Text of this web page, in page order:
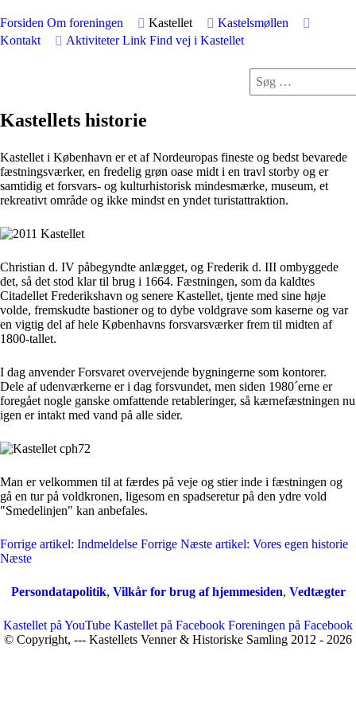
Forsiden Om foreningen Kastellet
Kastelsmøllen
Kontakt
Aktiviteter Link Find vej i Kastellet
Kastellets historie
Kastellet i København er et af Nordeuropas fineste og bedst bevarede
fæstningsværker, en fredelig grøn oase midt i en travl storby og er
samtidig et forsvars- og kulturhistorisk mindesmærke, museum, et
rekreativt område og ikke mindst en yndet turistattraktion.
Christian d. IV påbegyndte anlægget, og Frederik d. III ombyggede
det, så det stod klar til brug i 1664. Fæstningen, som da kaldtes
Citadellet Frederikshavn og senere Kastellet, tjente med sine høje
volde, fremskudte bastioner og to dybe voldgrave som kaserne og var
en vigtig del af hele Københavns forsvarsværker frem til midten af
1800-tallet.
I dag anvender Forsvaret overvejende bygningerne som kontorer.
Dele af udenværkerne er i dag forsvundet, men siden 1980´erne er
foregået nogle ganske omfattende retableringer, så kærnefæstningen nu
igen er intakt med vand på alle sider.
Man er velkommen til at færdes på veje og stier inde i fæstningen og
gå en tur på voldkronen, ligesom en spadseretur på den ydre vold
"Smedelinjen" kan anbefales.
Forrige artikel: Indmeldelse Forrige Næste artikel: Vores egen historie
Næste
Persondatapolitik, Vilkår for brug af hjemmesiden, Vedtægter
Kastellet på YouTube Kastellet på Facebook Foreningen på Facebook
© Copyright, --- Kastellets Venner & Historiske Samling 2012 - 2026